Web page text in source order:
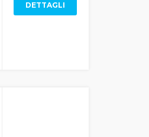
DETTAGLI